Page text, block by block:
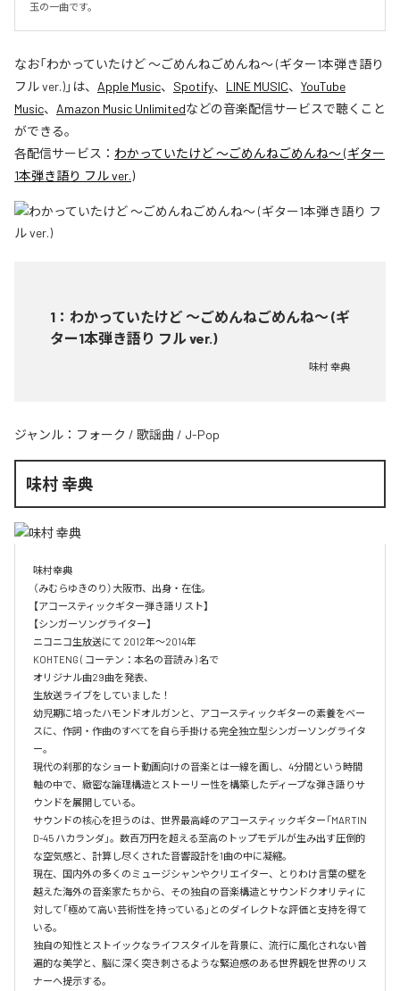
玉の一曲です。
なお「わかっていたけど ～ごめんねごめんね～ (ギター1本弾き語り
フル ver.)」は、 Apple Music、 Spotify、 LINE MUSIC、 YouTube
Music、 Amazon Music Unlimitedなどの音楽配信サービスで聴くこと
ができる。
各配信サービス： わかっていたけど ～ごめんねごめんね～ (ギター
1本弾き語り フル ver.)
1 ： わかっていたけど ～ごめんねごめんね～ (ギ
ター1本弾き語り フル ver.)
味村 幸典
ジャンル： フォーク / 歌謡曲 / J-Pop
味村 幸典
味村幸典
（みむらゆきのり）大阪市、出身・在住。
【アコースティックギター弾き語リスト】
【シンガーソングライター】
ニコニコ生放送にて 2012年～2014年
KOHTENG ( コーテン：本名の音読み ) 名で
オリジナル曲29曲を発表、
生放送ライブをしていました！
幼児期に培ったハモンドオルガンと、アコースティックギターの素養をベー
スに、作詞・作曲のすべてを自ら手掛ける完全独立型シンガーソングライタ
ー。
現代の刹那的なショート動画向けの音楽とは一線を画し、4分間という時間
軸の中で、緻密な論理構造とストーリー性を構築したディープな弾き語りサ
ウンドを展開している。
サウンドの核心を担うのは、世界最高峰のアコースティックギター「MARTIN
D-45 ハカランダ」。数百万円を超える至高のトップモデルが生み出す圧倒的
な空気感と、計算し尽くされた音響設計を1曲の中に凝縮。
現在、国内外の多くのミュージシャンやクリエイター、とりわけ言葉の壁を
越えた海外の音楽家たちから、その独自の音楽構造とサウンドクオリティに
対して「極めて高い芸術性を持っている」とのダイレクトな評価と支持を得て
いる。
独自の知性とストイックなライフスタイルを背景に、流行に風化されない普
遍的な美学と、脳に深く突き刺さるような緊迫感のある世界観を世界のリス
ナーへ提示する。